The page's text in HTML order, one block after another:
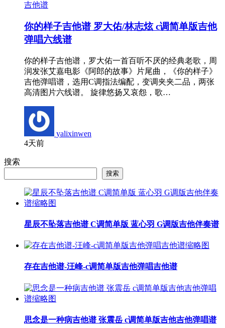
吉他谱
你的样子吉他谱 罗大佑/林志炫 c调简单版吉他
弹唱六线谱
你的样子吉他谱，罗大佑一首百听不厌的经典老歌，周
润发张艾嘉电影《阿郎的故事》片尾曲，《你的样子》
吉他弹唱谱，选用C调指法编配，变调夹夹二品，两张
高清图片六线谱。 旋律悠扬又哀怨，歌…
yalixinwen
4天前
搜索
搜索
星辰不坠落吉他谱 C调简单版 蓝心羽 G调版吉他伴奏谱
存在吉他谱-汪峰-c调简单版吉他弹唱吉他谱
思念是一种病吉他谱 张震岳 c调简单版吉他吉他弹唱谱